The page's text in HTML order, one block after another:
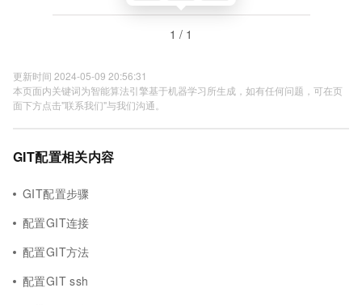
1 / 1
更新时间 2024-05-09 20:56:31
本页面内关键词为智能算法引擎基于机器学习所生成，如有任何问题，可在页
面下方点击"联系我们"与我们沟通。
GIT配置相关内容
GIT配置步骤
配置GIT连接
配置GIT方法
配置GIT ssh